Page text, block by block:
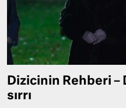
Dizicinin Rehberi –
sırrı